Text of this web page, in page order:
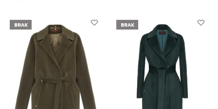
BRAK BRAK